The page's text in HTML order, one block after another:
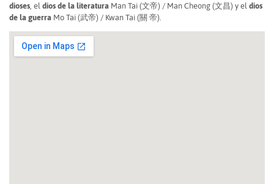
dioses , el dios de la literatura Man Tai (文帝) / Man Cheong (文昌) y el dios
de la guerra Mo Tai (武帝) / Kwan Tai (關 帝).